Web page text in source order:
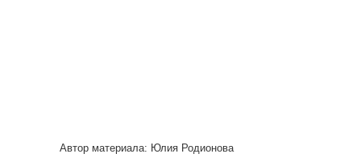
Автор материала: Юлия Родионова